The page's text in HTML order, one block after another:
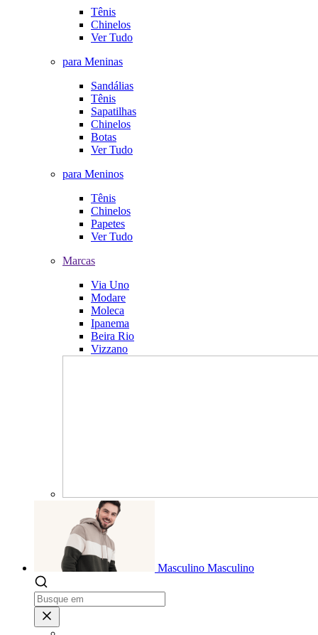
Tênis
Chinelos
Ver Tudo
para Meninas
Sandálias
Tênis
Sapatilhas
Chinelos
Botas
Ver Tudo
para Meninos
Tênis
Chinelos
Papetes
Ver Tudo
Marcas
Via Uno
Modare
Moleca
Ipanema
Beira Rio
Vizzano
Masculino Masculino